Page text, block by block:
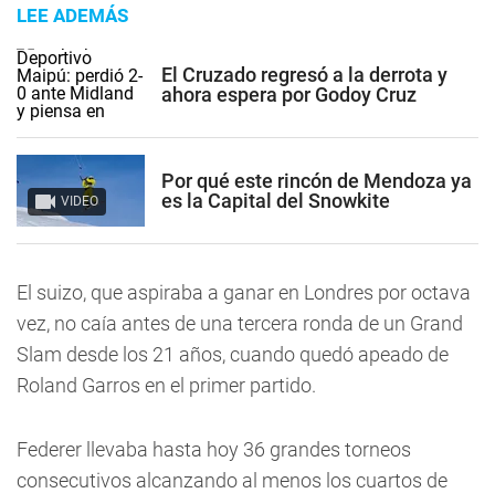
LEE ADEMÁS
El Cruzado regresó a la derrota y
ahora espera por Godoy Cruz
VIDEO
Por qué este rincón de Mendoza ya
es la Capital del Snowkite
El suizo, que aspiraba a ganar en Londres por octava
vez, no caía antes de una tercera ronda de un Grand
Slam desde los 21 años, cuando quedó apeado de
Roland Garros en el primer partido.
Federer llevaba hasta hoy 36 grandes torneos
consecutivos alcanzando al menos los cuartos de